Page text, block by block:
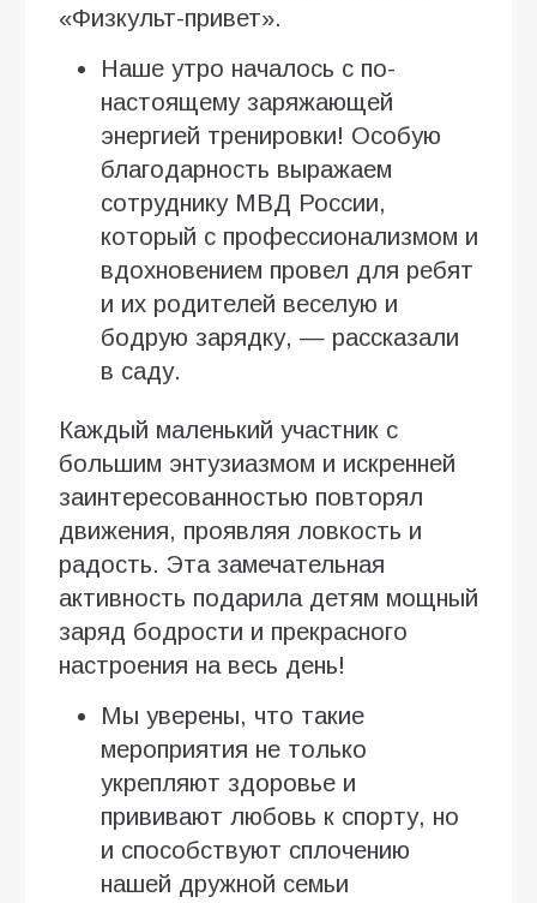
«Физкульт-привет».
Наше утро началось с по-
настоящему заряжающей
энергией тренировки! Особую
благодарность выражаем
сотруднику МВД России,
который с профессионализмом и
вдохновением провел для ребят
и их родителей веселую и
бодрую зарядку, — рассказали
в саду.
Каждый маленький участник с
большим энтузиазмом и искренней
заинтересованностью повторял
движения, проявляя ловкость и
радость. Эта замечательная
активность подарила детям мощный
заряд бодрости и прекрасного
настроения на весь день!
Мы уверены, что такие
мероприятия не только
укрепляют здоровье и
прививают любовь к спорту, но
и способствуют сплочению
нашей дружной семьи